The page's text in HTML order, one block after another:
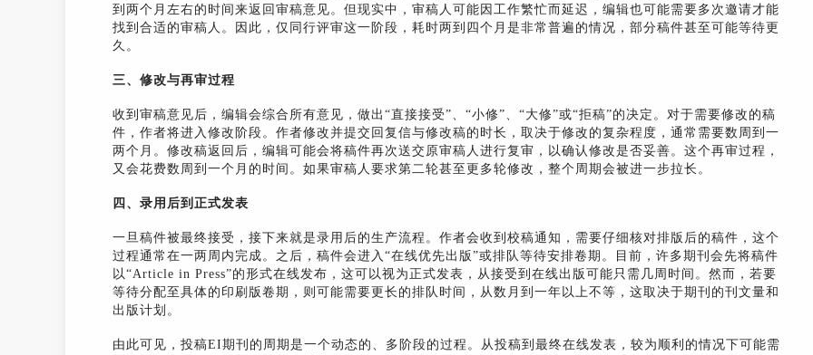
到两个月左右的时间来返回审稿意见。但现实中，审稿人可能因工作繁忙而延迟，编辑也可能需要多次邀请才能
找到合适的审稿人。因此，仅同行评审这一阶段，耗时两到四个月是非常普遍的情况，部分稿件甚至可能等待更
久。
三、修改与再审过程
收到审稿意见后，编辑会综合所有意见，做出“直接接受”、“小修”、“大修”或“拒稿”的决定。对于需要修改的稿
件，作者将进入修改阶段。作者修改并提交回复信与修改稿的时长，取决于修改的复杂程度，通常需要数周到一
两个月。修改稿返回后，编辑可能会将稿件再次送交原审稿人进行复审，以确认修改是否妥善。这个再审过程，
又会花费数周到一个月的时间。如果审稿人要求第二轮甚至更多轮修改，整个周期会被进一步拉长。
四、录用后到正式发表
一旦稿件被最终接受，接下来就是录用后的生产流程。作者会收到校稿通知，需要仔细核对排版后的稿件，这个
过程通常在一两周内完成。之后，稿件会进入“在线优先出版”或排队等待安排卷期。目前，许多期刊会先将稿件
以“Article in Press”的形式在线发布，这可以视为正式发表，从接受到在线出版可能只需几周时间。然而，若要
等待分配至具体的印刷版卷期，则可能需要更长的排队时间，从数月到一年以上不等，这取决于期刊的刊文量和
出版计划。
由此可见，投稿EI期刊的周期是一个动态的、多阶段的过程。从投稿到最终在线发表，较为顺利的情况下可能需